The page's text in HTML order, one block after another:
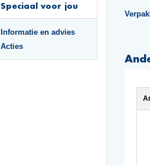
Speciaal voor jou
Informatie en advies
Acties